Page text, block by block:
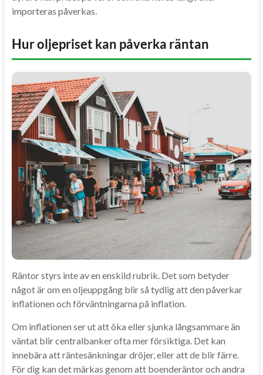
importeras påverkas.
Hur oljepriset kan påverka räntan
Räntor styrs inte av en enskild rubrik. Det som betyder
något är om en oljeuppgång blir så tydlig att den påverkar
inflationen och förväntningarna på inflation.
Om inflationen ser ut att öka eller sjunka långsammare än
väntat blir centralbanker ofta mer försiktiga. Det kan
innebära att räntesänkningar dröjer, eller att de blir färre.
För dig kan det märkas genom att boenderäntor och andra